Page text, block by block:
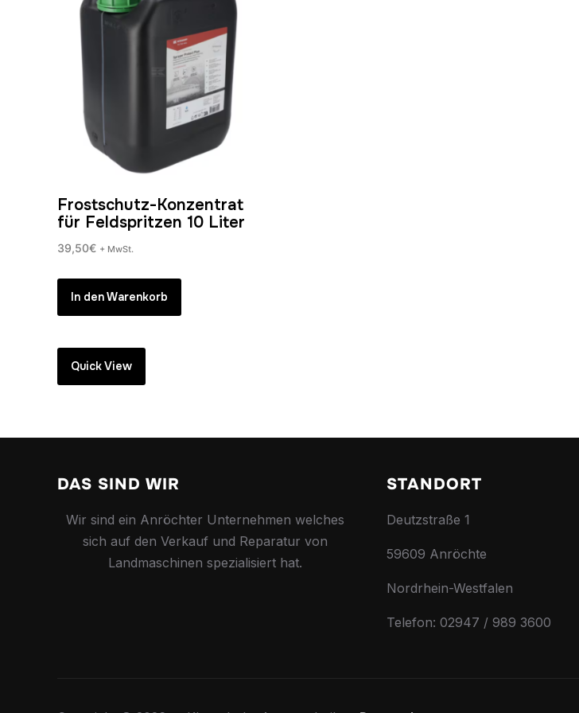
Frostschutz-Konzentrat
für Feldspritzen 10 Liter
39,50€ + MwSt.
In den Warenkorb
Quick View
DAS SIND WIR
Wir sind ein Anröchter Unternehmen welches
sich auf den Verkauf und Reparatur von
Landmaschinen spezialisiert hat.
STANDORT
Deutzstraße 1
59609 Anröchte
Nordrhein-Westfalen
Telefon: 02947 / 989 3600